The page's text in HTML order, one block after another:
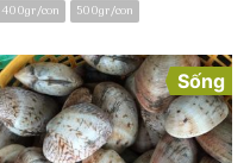
400gr/con
500gr/con
Sống